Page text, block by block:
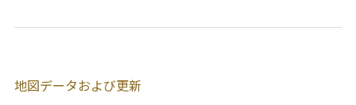
地図データおよび更新